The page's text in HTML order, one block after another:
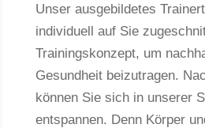
Unser ausgebildetes
individuell auf Sie
Trainingskonzept, um
Gesundheit beizutragen.
können Sie sich in unserer
entspannen. Denn Körper